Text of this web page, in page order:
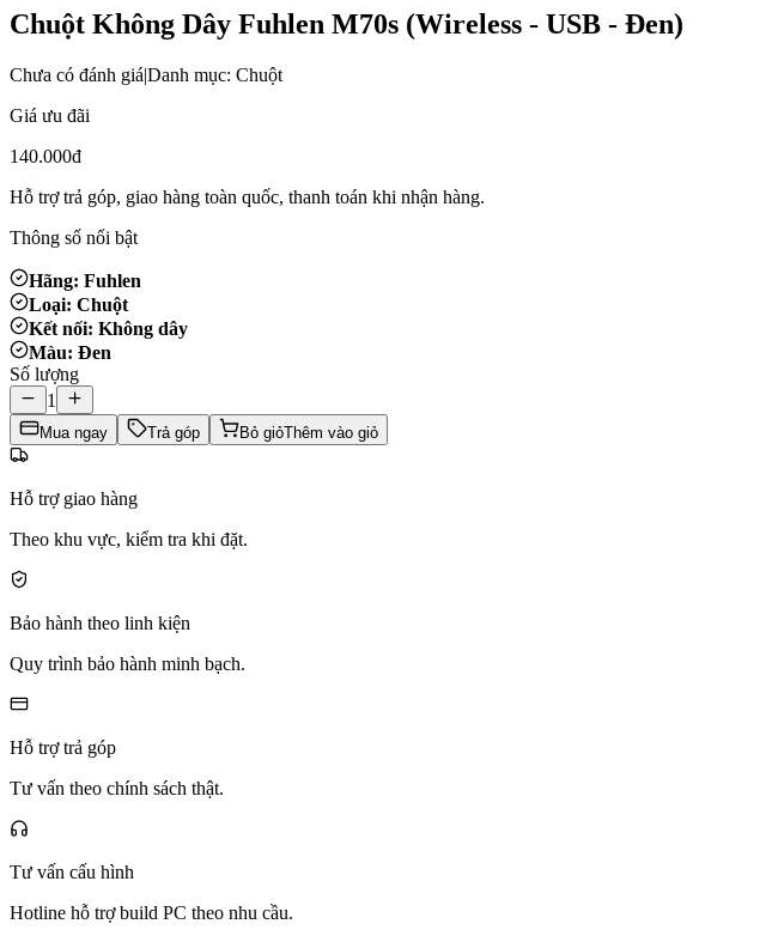
Chuột Không Dây Fuhlen M70s (Wireless - USB - Đen)
Chưa có đánh giá|Danh mục: Chuột
Giá ưu đãi
140.000đ
Hỗ trợ trả góp, giao hàng toàn quốc, thanh toán khi nhận hàng.
Thông số nổi bật
Hãng: Fuhlen
Loại: Chuột
Kết nối: Không dây
Màu: Đen
Số lượng
1
Mua ngay Trả góp Bỏ giỏThêm vào giỏ
Hỗ trợ giao hàng
Theo khu vực, kiểm tra khi đặt.
Bảo hành theo linh kiện
Quy trình bảo hành minh bạch.
Hỗ trợ trả góp
Tư vấn theo chính sách thật.
Tư vấn cấu hình
Hotline hỗ trợ build PC theo nhu cầu.